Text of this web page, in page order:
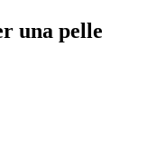
una pelle